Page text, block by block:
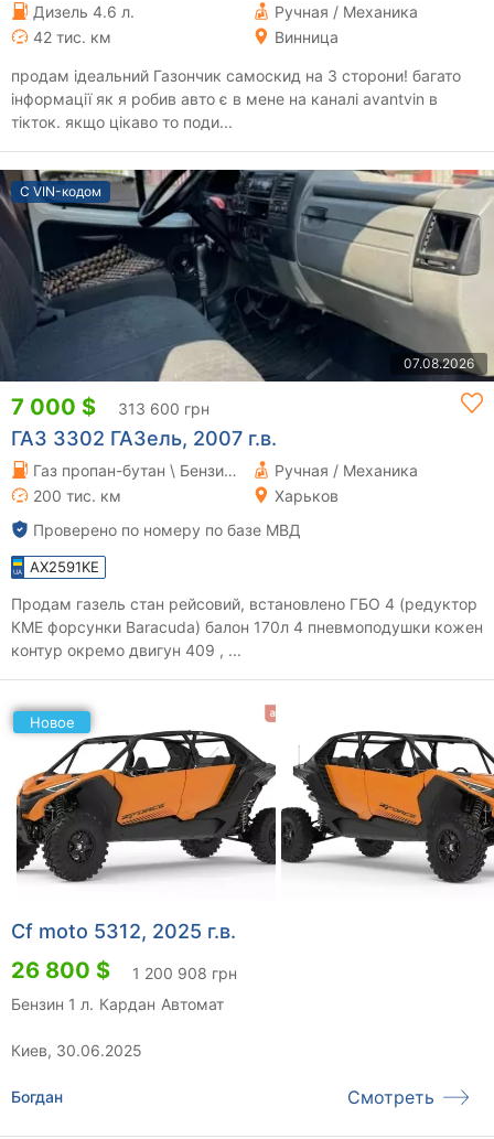
Дизель 4.6 л.
Ручная / Механика
42 тис. км
Винница
продам ідеальний Газончик самоскид на 3 сторони! багато
інформації як я робив авто є в мене на каналі avantvin в
тікток. якщо цікаво то поди...
С VIN-кодом
07.08.2026
7 000 $ 313 600 грн
ГАЗ 3302 ГАЗель, 2007 г.в.
Газ пропан-бутан \ Бензин 2.7 л.
Ручная / Механика
200 тис. км
Харьков
Проверено по номеру по базе МВД
AX2591KE
Продам газель стан рейсовий, встановлено ГБО 4 (редуктор
КМЕ форсунки Baracuda) балон 170л 4 пневмоподушки кожен
контур окремо двигун 409 , ...
Новое
Cf moto 5312, 2025 г.в.
26 800 $
1 200 908 грн
Бензин 1 л. Кардан Автомат
Киев, 30.06.2025
Богдан Смотреть